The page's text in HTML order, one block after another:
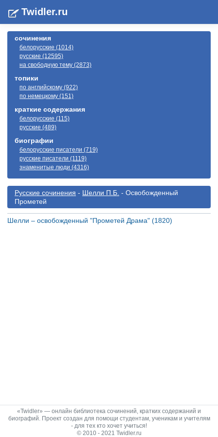
Twidler.ru
сочинения
белорусские (1014)
русские (12595)
на свободную тему (2873)
топики
по английскому (922)
по немецкому (151)
краткие содержания
белорусские (115)
русские (489)
биографии
белорусские писатели (719)
русские писатели (1119)
знаменитые люди (4316)
Русские сочинения - Шелли П.Б. - Освобожденный
Прометей
Шелли – освобожденный "Прометей Драма" (1820)
«Twidler» — онлайн библиотека сочинений, кратких содержаний и
биографий. Проект создан для помощи студентам, ученикам и учителям
- для тех кто хочет учиться!
© 2010 - 2021 Twidler.ru